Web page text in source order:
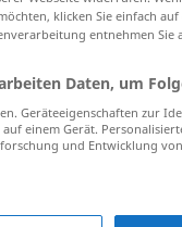
tronada
klicken Sie einfach
entnehmen Sie
Daten, um
Geräteeigenschaften zur
einem Gerät.
und Entwicklung